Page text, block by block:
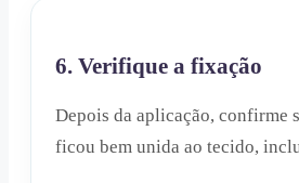
6. Verifique a fixação
Depois da aplicação, confirme
ficou bem unida ao tecido,